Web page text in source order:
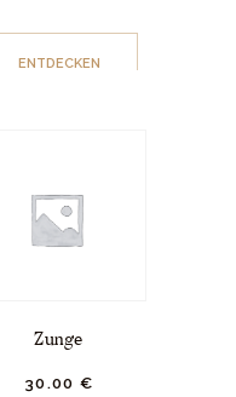
ENTDECKEN
Zunge
30.00 €